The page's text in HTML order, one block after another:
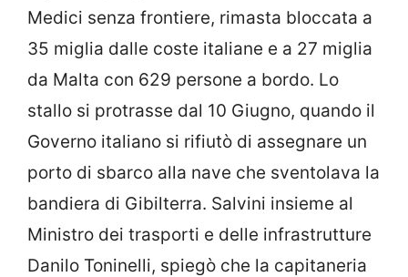
Medici senza frontiere, rimasta bloccata a
35 miglia dalle coste italiane e a 27 miglia
da Malta con 629 persone a bordo. Lo
stallo si protrasse dal 10 Giugno, quando il
Governo italiano si rifiutò di assegnare un
porto di sbarco alla nave che sventolava la
bandiera di Gibilterra. Salvini insieme al
Ministro dei trasporti e delle infrastrutture
Danilo Toninelli, spiegò che la capitaneria